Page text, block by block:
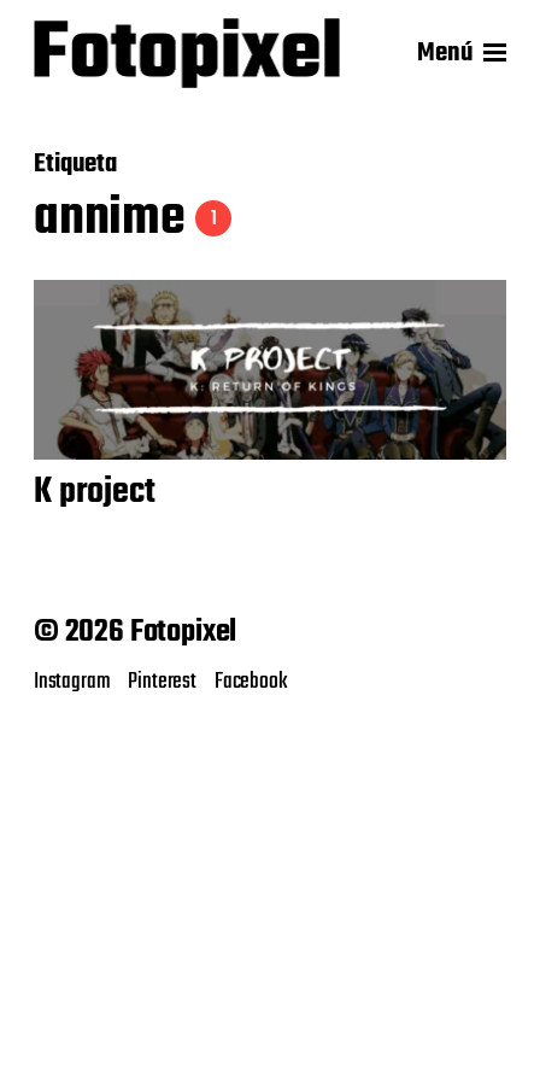
Menú
Etiqueta
annime 1
K project
© 2026 Fotopixel
Instagram Pinterest Facebook